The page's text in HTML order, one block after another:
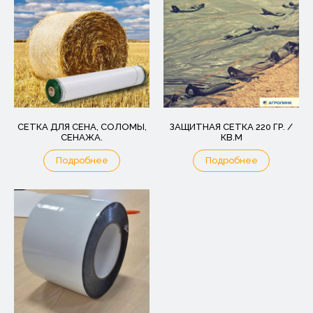
СЕТКА ДЛЯ СЕНА, СОЛОМЫ,
СЕНАЖА.
Подробнее
ЗАЩИТНАЯ СЕТКА 220 ГР. /
КВ.М
Подробнее